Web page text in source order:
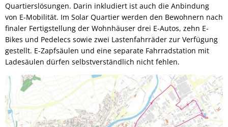
Quartierslösungen. Darin inkludiert ist auch die Anbindung
von E-Mobilität. Im Solar Quartier werden den Bewohnern nach
finaler Fertigstellung der Wohnhäuser drei E-Autos, zehn E-
Bikes und Pedelecs sowie zwei Lastenfahrräder zur Verfügung
gestellt. E-Zapfsäulen und eine separate Fahrradstation mit
Ladesäulen dürfen selbstverständlich nicht fehlen.